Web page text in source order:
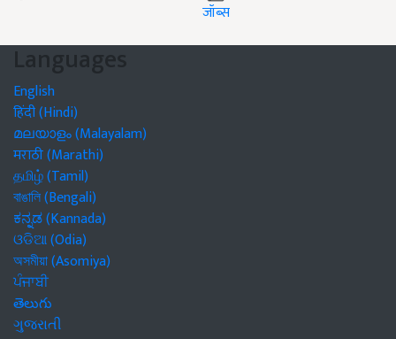
जॉब्स
Languages
English
हिंदी (Hindi)
മലയാളം (Malayalam)
मराठी (Marathi)
தமிழ் (Tamil)
বাঙালি (Bengali)
ಕನ್ನಡ (Kannada)
ଓଡିଆ (Odia)
অসমীয়া (Asomiya)
ਪੰਜਾਬੀ
తెలుగు
ગુજરાતી